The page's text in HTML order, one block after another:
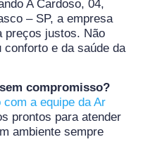
A Cardoso, 04,
– SP, a empresa
preços justos. Não
e da saúde da
compromisso?
a equipe da Ar
prontos para atender
ambiente sempre